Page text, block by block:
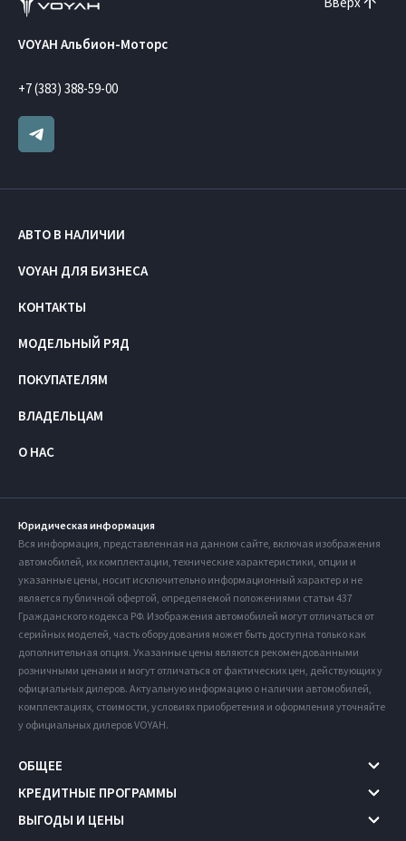
VOYAH Альбион-Моторс
+7 (383) 388-59-00
АВТО В НАЛИЧИИ
VOYAH ДЛЯ БИЗНЕСА
КОНТАКТЫ
МОДЕЛЬНЫЙ РЯД
ПОКУПАТЕЛЯМ
ВЛАДЕЛЬЦАМ
О НАС
Юридическая информация
Вся информация, представленная на данном сайте, включая изображения
автомобилей, их комплектации, технические характеристики, опции и
указанные цены, носит исключительно информационный характер и не
является публичной офертой, определяемой положениями статьи 437
Гражданского кодекса РФ. Изображения автомобилей могут отличаться от
серийных моделей, часть оборудования может быть доступна только как
дополнительная опция. Указанные цены являются рекомендованными
розничными ценами и могут отличаться от фактических цен, действующих у
официальных дилеров. Актуальную информацию о наличии автомобилей,
комплектациях, стоимости, условиях приобретения и оформления уточняйте
у официальных дилеров VOYAH.
ОБЩЕЕ
КРЕДИТНЫЕ ПРОГРАММЫ
ВЫГОДЫ И ЦЕНЫ